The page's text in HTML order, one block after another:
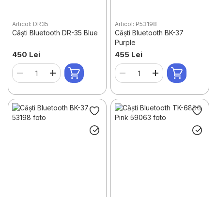
Articol: DR35
Căști Bluetooth DR-35 Blue
450 Lei
Articol: P53198
Căști Bluetooth BK-37
Purple
455 Lei